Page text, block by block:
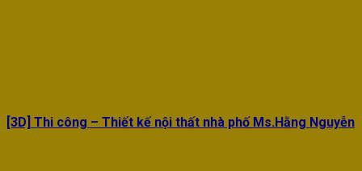
[3D] Thi công – Thiết kế nội thất nhà phố Ms.Hằng Nguyễn